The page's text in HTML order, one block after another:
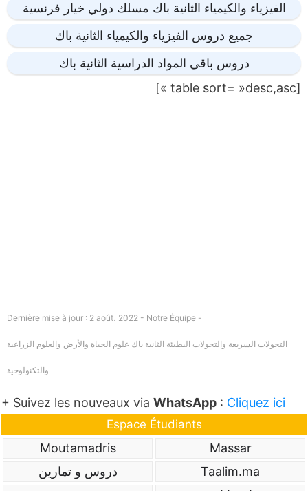
الفيزياء والكيمياء الثانية باك مسلك دولي خيار فرنسية
جميع دروس الفيزياء والكيمياء الثانية باك
دروس باقي المواد الدراسية الثانية باك
[table sort= »desc,asc »]
Dernière mise à jour : 2 août، 2022 - Notre Équipe -
التحولات السريعة والتحولات البطيئة الثانية باك علوم الحياة والأرض والعلوم الزراعية
والتكنولوجية
+ Suivez les nouveaux via WhatsApp : Cliquez ici
Espace Étudiants
Massar
Moutamadris
Taalim.ma
دروس و تمارين